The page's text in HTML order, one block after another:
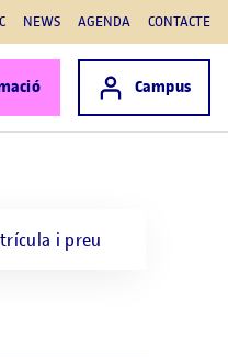
NEWS AGENDA CONTACTE
Accés a
Campus
i preu